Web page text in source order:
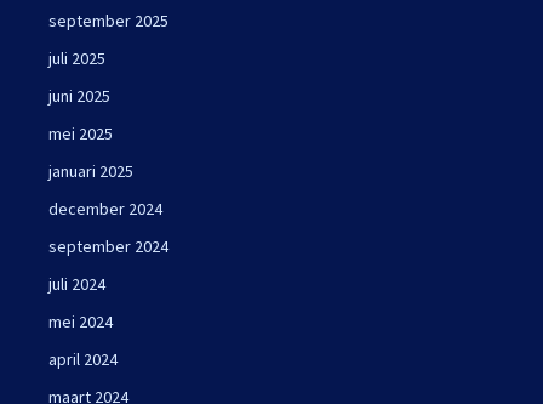
september 2025
juli 2025
juni 2025
mei 2025
januari 2025
december 2024
september 2024
juli 2024
mei 2024
april 2024
maart 2024